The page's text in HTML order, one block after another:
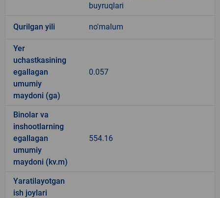
buyruqlari
Qurilgan yili no'malum
Yer
uchastkasining
egallagan
umumiy
maydoni (ga)
0.057
Binolar va
inshootlarning
egallagan
umumiy
maydoni (kv.m)
554.16
Yaratilayotgan
ish joylari